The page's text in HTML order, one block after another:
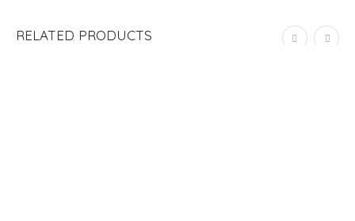
RELATED PRODUCTS